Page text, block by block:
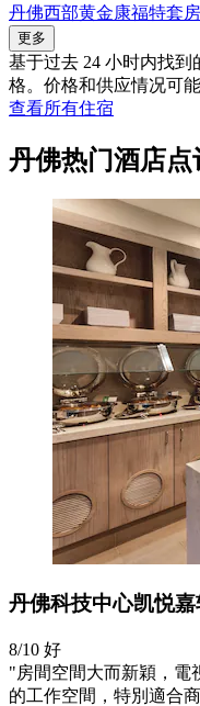
丹佛西部黄金康福特套
更多
基于过去 24 小时内找到
格。价格和供应情况可
查看所有住宿
丹佛热门酒店点
丹佛科技中心凯悦
8/10 好
"房間空間大而新穎，電
的工作空間，特別適合